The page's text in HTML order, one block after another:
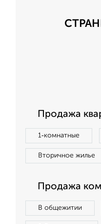
Продажа
1‑комнатные
Вторичное жилье
Продажа
В общежитии